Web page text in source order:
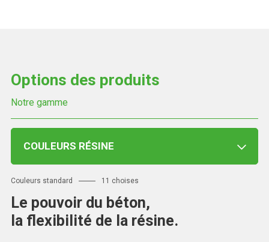
Options des produits
Notre gamme
COULEURS RÉSINE
Couleurs standard 11 choises
Le pouvoir du béton,
la flexibilité de la résine.